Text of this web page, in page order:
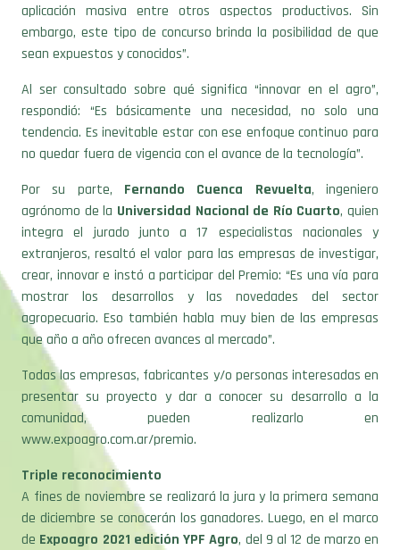
aplicación masiva entre otros aspectos productivos. Sin
embargo, este tipo de concurso brinda la posibilidad de que
sean expuestos y conocidos”.
Al ser consultado sobre qué significa “innovar en el agro”,
respondió: “Es básicamente una necesidad, no solo una
tendencia. Es inevitable estar con ese enfoque continuo para
no quedar fuera de vigencia con el avance de la tecnología”.
Por su parte, Fernando Cuenca Revuelta, ingeniero
agrónomo de la Universidad Nacional de Río Cuarto, quien
integra el jurado junto a 17 especialistas nacionales y
extranjeros, resaltó el valor para las empresas de investigar,
crear, innovar e instó a participar del Premio: “Es una vía para
mostrar los desarrollos y las novedades del sector
agropecuario. Eso también habla muy bien de las empresas
que año a año ofrecen avances al mercado”.
Todas las empresas, fabricantes y/o personas interesadas en
presentar su proyecto y dar a conocer su desarrollo a la
comunidad, pueden realizarlo en
www.expoagro.com.ar/premio.
Triple reconocimiento
A fines de noviembre se realizará la jura y la primera semana
de diciembre se conocerán los ganadores. Luego, en el marco
de Expoagro 2021 edición YPF Agro, del 9 al 12 de marzo en